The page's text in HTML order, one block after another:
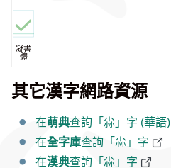
凝書
體
其它漢字網路資源
在萌典查詢「尛」字 (華語)
在全字庫查詢「尛」字
在漢典查詢「尛」字